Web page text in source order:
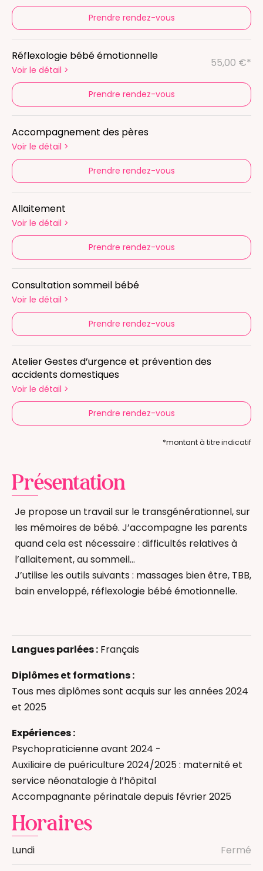
Prendre rendez-vous
Réflexologie bébé émotionnelle
Voir le détail >
55,00 €*
Prendre rendez-vous
Accompagnement des pères
Voir le détail >
Prendre rendez-vous
Allaitement
Voir le détail >
Prendre rendez-vous
Consultation sommeil bébé
Voir le détail >
Prendre rendez-vous
Atelier Gestes d’urgence et prévention des
accidents domestiques
Voir le détail >
Prendre rendez-vous
*montant à titre indicatif
Présentation
Je propose un travail sur le transgénérationnel, sur
les mémoires de bébé. J’accompagne les parents
quand cela est nécessaire : difficultés relatives à
l’allaitement, au sommeil…
J’utilise les outils suivants : massages bien être, TBB,
bain enveloppé, réflexologie bébé émotionnelle.
Accompagnement des pères
Allaitement
Bain Enveloppé
Deuil périnatal
Gestes d’urgence
Pleurs de bébé
Réflexologie bébé
Thérapeutique Bain Bébé
Auxiliaire de puériculture
Langues parlées : Français
Diplômes et formations :
Tous mes diplômes sont acquis sur les années 2024
et 2025
Expériences :
Psychopraticienne avant 2024 -
Auxiliaire de puériculture 2024/2025 : maternité et
service néonatalogie à l’hôpital
Accompagnante périnatale depuis février 2025
Horaires
Lundi Fermé